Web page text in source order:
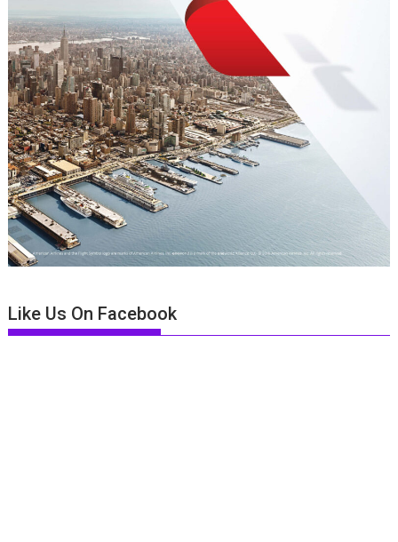
Like Us On Facebook